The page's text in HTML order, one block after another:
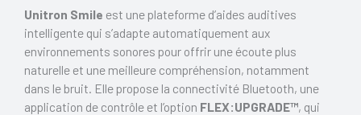
Unitron Smile est une plateforme d’aides auditives
intelligente qui s’adapte automatiquement aux
environnements sonores pour offrir une écoute plus
naturelle et une meilleure compréhension, notamment
dans le bruit. Elle propose la connectivité Bluetooth, une
application de contrôle et l’option FLEX:UPGRADE™, qui